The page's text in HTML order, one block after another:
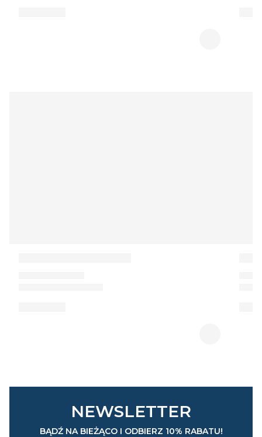
NEWSLETTER
BĄDŹ NA BIEŻĄCO I ODBIERZ 10% RABATU!